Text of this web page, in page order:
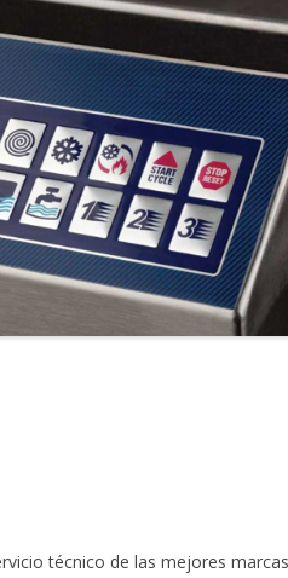
técnico de las mejores